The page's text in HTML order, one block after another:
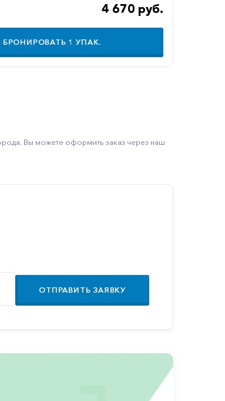
4 670 руб.
БРОНИРОВАТЬ 1 УПАК.
Вы можете оформить заказ через наш
ОТПРАВИТЬ ЗАЯВКУ